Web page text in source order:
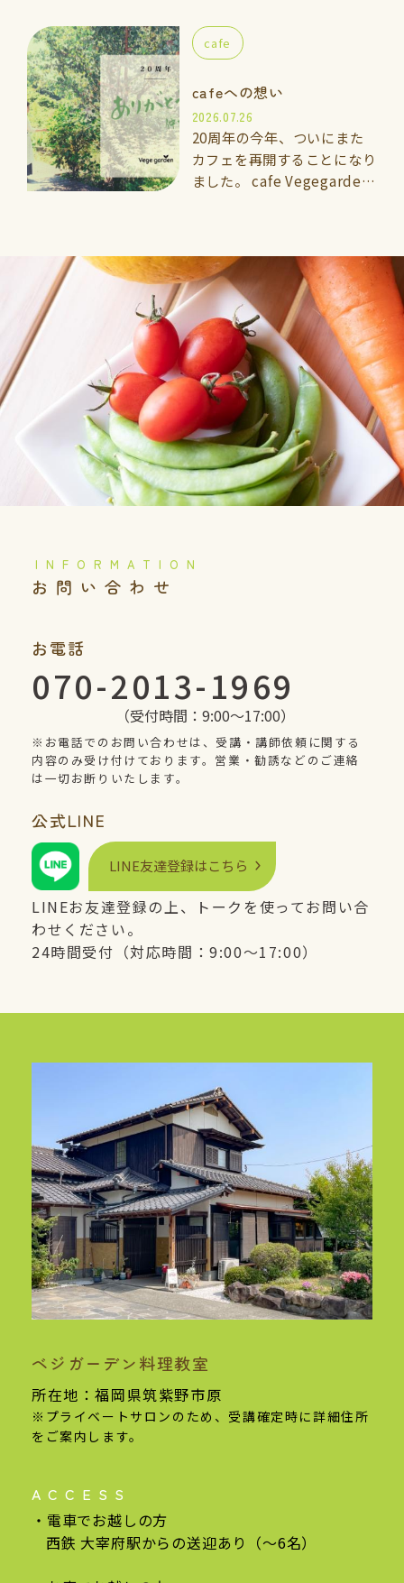
ている「いっきくん」にカフ
ェのメインスタッフとしてお
cafeへの想い
2026.07.26
20周年の今年、ついにまた
カフェを再開することになり
ました。 cafe Vegegarden
cafe
️お問い合わせ
お電話
070-2013-1969
（受付時間：9:00〜17:00）
※お電話でのお問い合わせは、受講・講師依頼に関する
内容のみ受け付けております。営業・勧誘などのご連絡
は一切お断りいたします。
公式LINE
LINE友達登録はこちら
LINEお友達登録の上、トークを使ってお問い合
わせください。
24時間受付（対応時間：9:00〜17:00）
ベジガーデン料理教室
所在地：福岡県筑紫野市原
※プライベートサロンのため、受講確定時に詳細住所
をご案内します。
ACCESS
電車でお越しの方
西鉄 大宰府駅からの送迎あり（〜6名）